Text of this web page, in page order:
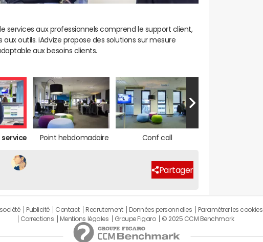
services aux professionnels comprend le support client,
outils. iAdvize propose des solutions sur mesure
aux besoins clients.
service Point hebdomadaire Conf call
Partager
Publicité Contact Recrutement Données personnelles Paramétrer les cookies
Corrections
Mentions légales Groupe Figaro © 2025 CCM Benchmark